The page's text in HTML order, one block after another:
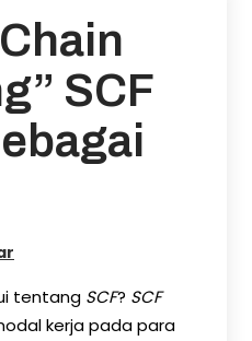
SCF
tentang SCF? SCF
kerja pada para